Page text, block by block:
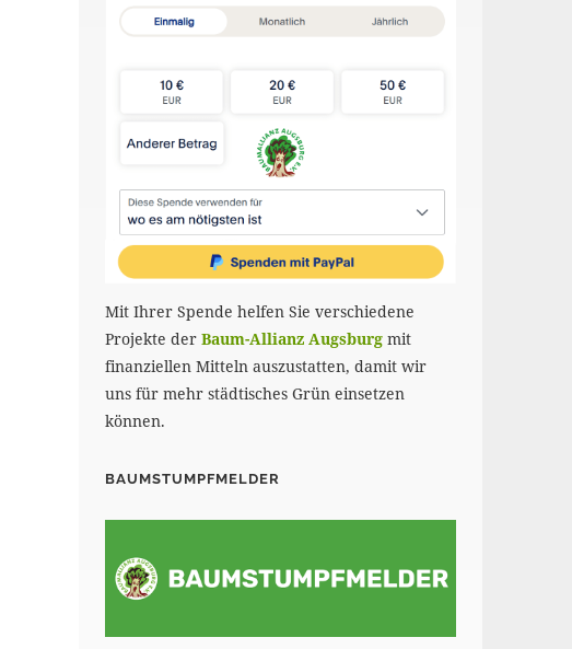
Mit Ihrer Spende helfen Sie verschiedene
Projekte derBaum-Allianz Augsburg mit
finanziellen Mitteln auszustatten, damit wir
uns für mehr städtisches Grün einsetzen
können.
BAUMSTUMPFMELDER